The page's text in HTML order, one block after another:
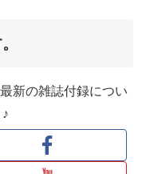
新の雑誌付録につい